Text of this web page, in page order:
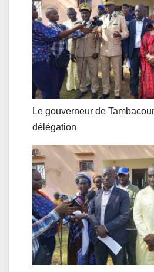
Le gouverneur de
délégation